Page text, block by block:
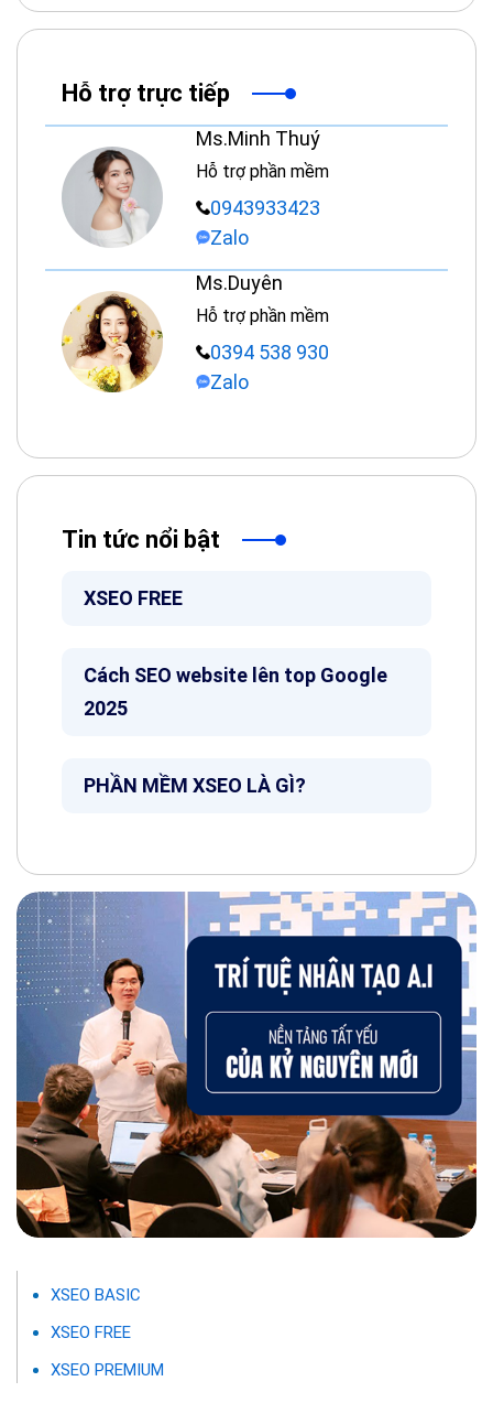
Hỗ trợ trực tiếp
Ms.Minh Thuý
Hỗ trợ phần mềm
0943933423
Zalo
Ms.Duyên
Hỗ trợ phần mềm
0394 538 930
Zalo
Tin tức nổi bật
XSEO FREE
Cách SEO website lên top Google
2025
PHẦN MỀM XSEO LÀ GÌ?
XSEO BASIC
XSEO FREE
XSEO PREMIUM